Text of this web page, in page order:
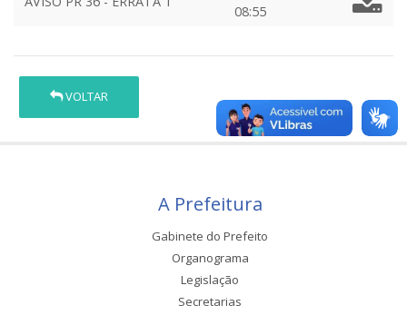
08:55
VOLTAR
A Prefeitura
Gabinete do Prefeito
Organograma
Legislação
Secretarias